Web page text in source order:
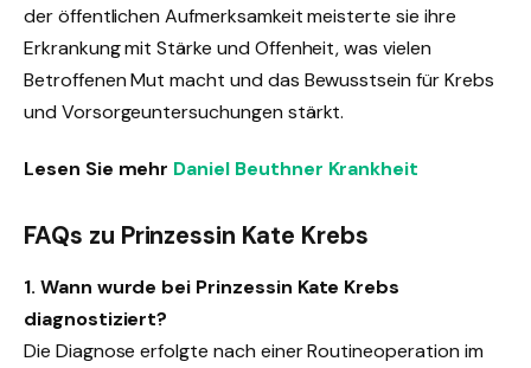
der öffentlichen Aufmerksamkeit meisterte sie ihre
Erkrankung mit Stärke und Offenheit, was vielen
Betroffenen Mut macht und das Bewusstsein für Krebs
und Vorsorgeuntersuchungen stärkt.
Lesen Sie mehr Daniel Beuthner Krankheit
FAQs zu Prinzessin Kate Krebs
1. Wann wurde bei Prinzessin Kate Krebs
diagnostiziert?
Die Diagnose erfolgte nach einer Routineoperation im